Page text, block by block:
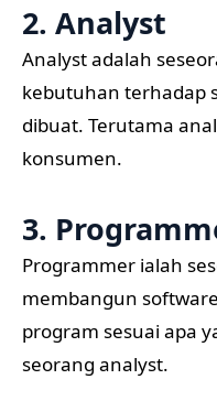
2. Analyst
Analyst adalah
kebutuhan terhadap
dibuat. Terutama
konsumen.
3.
Programmer ialah
membangun
program sesuai apa
seorang analyst.